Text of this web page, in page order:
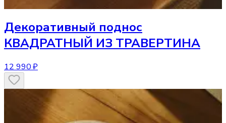
Декоративный поднос
КВАДРАТНЫЙ ИЗ ТРАВЕРТИНА
12 990 ₽